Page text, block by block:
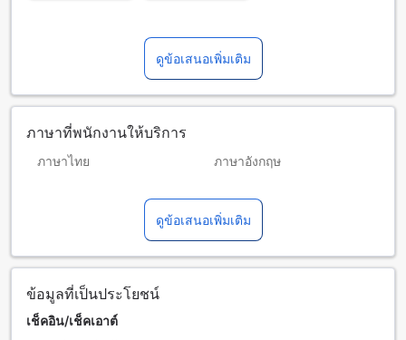
ดูข้อเสนอเพิ่มเติม
ภาษาที่พนักงานให้บริการ
ภาษาไทย ภาษาอังกฤษ
ดูข้อเสนอเพิ่มเติม
ข้อมูลที่เป็นประโยชน์
เช็คอิน/เช็คเอาต์